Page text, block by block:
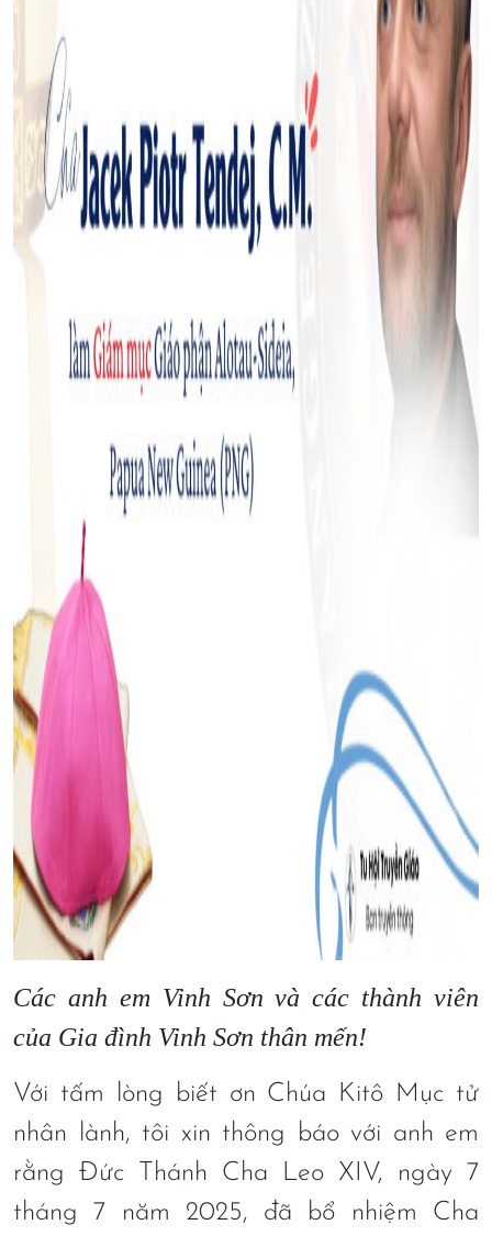
Các anh em Vinh Sơn và các thành viên
của Gia đình Vinh Sơn thân mến!
Với tấm lòng biết ơn Chúa Kitô Mục tử
nhân lành, tôi xin thông báo với anh em
rằng Đức Thánh Cha Leo XIV, ngày 7
tháng 7 năm 2025, đã bổ nhiệm Cha